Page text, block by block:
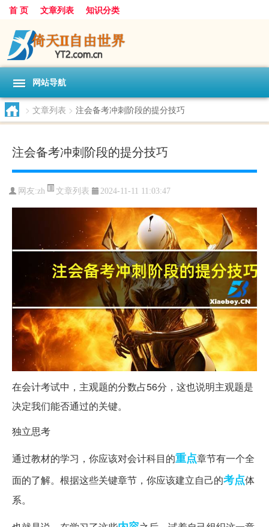
首 页 文章列表 知识分类
网站导航
> 文章列表 > 注会备考冲刺阶段的提分技巧
注会备考冲刺阶段的提分技巧
网友:zh 文章列表 2024-11-11 11:03:47
在会计考试中，主观题的分数占56分，这也说明主观题是
决定我们能否通过的关键。
独立思考
通过教材的学习，你应该对会计科目的重点章节有一个全
面的了解。根据这些关键章节，你应该建立自己的考点体
系。